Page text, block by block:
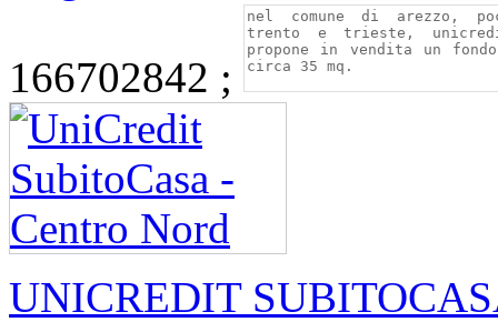
166702842 ;
UNICREDIT